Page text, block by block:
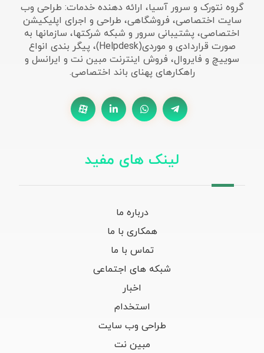
گروه نتورک و سرور آسیا، ارائه دهنده خدمات: طراحی وب
سایت اختصاصی، فروشگاهی، طراحی و اجرای اپلیکیشن
اختصاصی، پشتیبانی سرور و شبکه شرکتها، سازمانها به
صورت قراردادی و موردی(Helpdesk)، پیگر بندی انواع
سوییچ و فایروال، فروش اینترنت مبین نت و ایرانسل و
راهکارهای پهنای باند اختصاصی.
لینک های مفید
درباره ما
همکاری با ما
تماس با ما
شبکه های اجتماعی
اخبار
استخدام
طراحی وب سایت
مبین نت